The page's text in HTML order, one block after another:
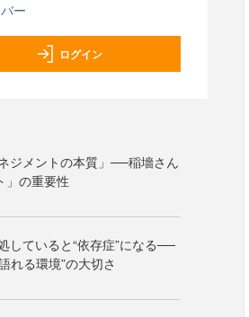
ー
ログイン
ジメントの本質」──稲墻さん
」の重要性
していると“依存症”になる──
れる環境”の大切さ